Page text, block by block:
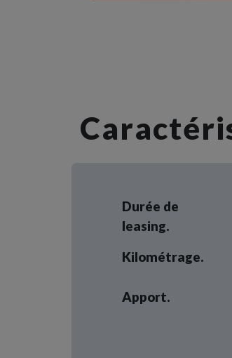
Durée de
leasing.
Kilométrage.
Apport.